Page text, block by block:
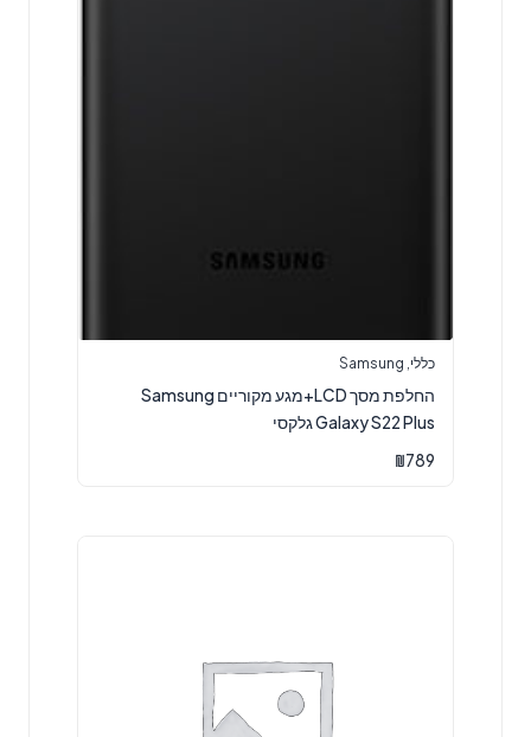
כללי,
Samsung
החלפת מסך LCD+מגע מקוריים Samsung
Galaxy S22 Plus גלקסי
₪789